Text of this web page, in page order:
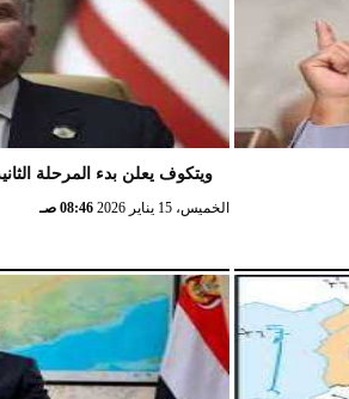
ويتكوف يعلن بدء المرحلة
الخميس، 15 يناير 2026 08:46 صـ